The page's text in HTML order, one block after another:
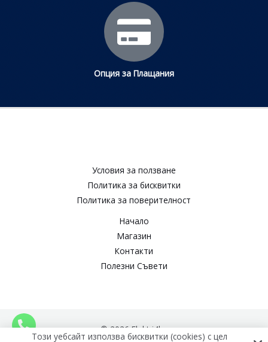
Опция за Плащания
Условия за ползване​
Политика за бисквитки​
Политика за поверителност​
Начало
Магазин
Контакти
Полезни Съвети
© 2026 Elektri4ko
Този уебсайт използва бисквитки (cookies) с цел